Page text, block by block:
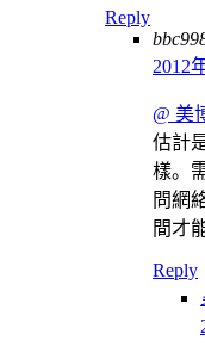
Reply
2012
@ 美
估計
樣。
問網
間才
Reply